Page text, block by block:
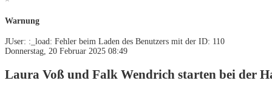
Warnung
JUser: :_load: Fehler beim Laden des Benutzers mit der ID: 110
Donnerstag, 20 Februar 2025 08:49
Laura Voß und Falk Wendrich starten bei der